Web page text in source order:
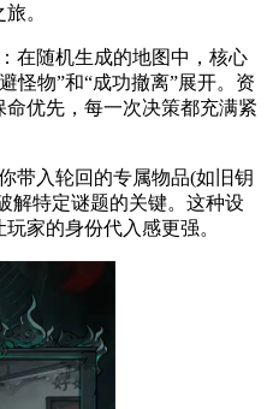
。
随机生成的地图中，核心
怪物”和“成功撤离”展开。资
优先，每一次决策都充满紧
入轮回的专属物品(如旧钥
解特定谜题的关键。这种设
家的身份代入感更强。